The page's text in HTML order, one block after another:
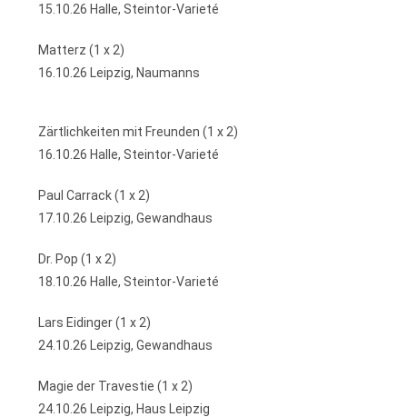
15.10.26 Halle, Steintor-Varieté
Matterz (1 x 2)
16.10.26 Leipzig, Naumanns
Zärtlichkeiten mit Freunden (1 x 2)
16.10.26 Halle, Steintor-Varieté
Paul Carrack (1 x 2)
17.10.26 Leipzig, Gewandhaus
Dr. Pop (1 x 2)
18.10.26 Halle, Steintor-Varieté
Lars Eidinger (1 x 2)
24.10.26 Leipzig, Gewandhaus
Magie der Travestie (1 x 2)
24.10.26 Leipzig, Haus Leipzig